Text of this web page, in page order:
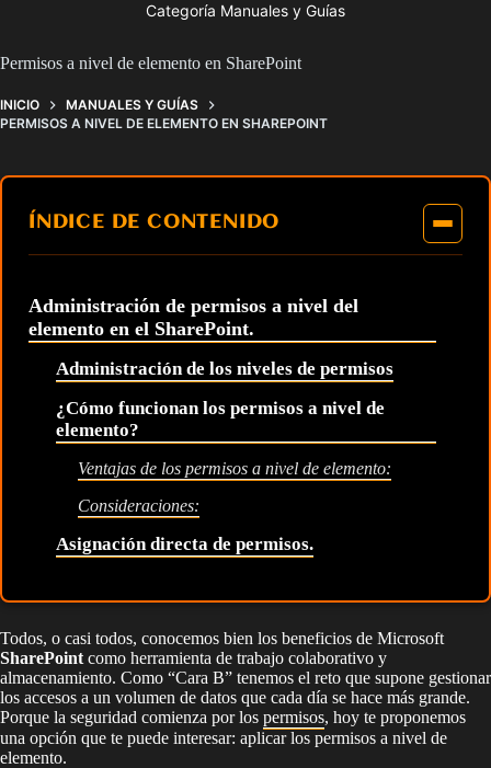
Categoría Manuales y Guías
Permisos a nivel de elemento en SharePoint
INICIO
MANUALES Y GUÍAS
PERMISOS A NIVEL DE ELEMENTO EN SHAREPOINT
ÍNDICE DE CONTENIDO
Administración de permisos a nivel del
elemento en el SharePoint.
Administración de los niveles de permisos
¿Cómo funcionan los permisos a nivel de
elemento?
Ventajas de los permisos a nivel de elemento:
Consideraciones:
Asignación directa de permisos.
Todos, o casi todos, conocemos bien los beneficios de Microsoft
SharePoint como herramienta de trabajo colaborativo y
almacenamiento. Como “Cara B” tenemos el reto que supone gestionar
los accesos a un volumen de datos que cada día se hace más grande.
Porque la seguridad comienza por los permisos, hoy te proponemos
una opción que te puede interesar: aplicar los permisos a nivel de
elemento.